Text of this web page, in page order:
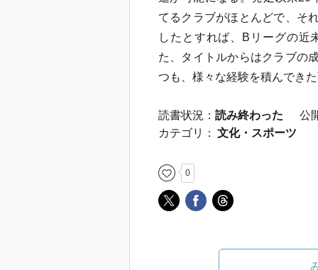
てるクラブがほとんどで、そ
したとすれば、Bリーグの近
た、タイトルからはクラブの
つも、様々な経験を積んでき
読書状況： 読み終わった 公
カテゴリ： 文化・スポーツ
0